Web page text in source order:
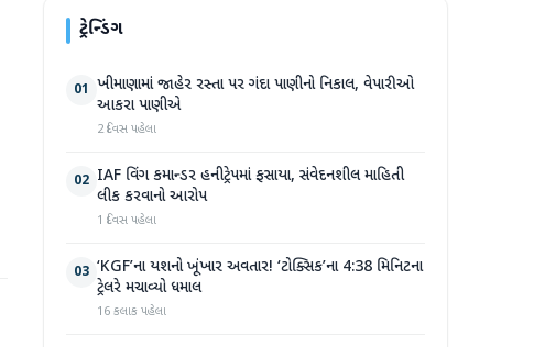
ટ્રેન્ડિંગ
01 ખીમાણામાં જાહેર રસ્તા પર ગંદા પાણીનો નિકાલ, વેપારીઓ
આકરા પાણીએ
2 દિવસ પહેલા
02 IAF વિંગ કમાન્ડર હનીટ્રેપમાં ફસાયા, સંવેદનશીલ માહિતી
લીક કરવાનો આરોપ
1 દિવસ પહેલા
03 ‘KGF’ના યશનો ખૂંખાર અવતાર! ‘ટોક્સિક’ના 4:38 મિનિટના
ટ્રેલરે મચાવ્યો ધમાલ
16 કલાક પહેલા